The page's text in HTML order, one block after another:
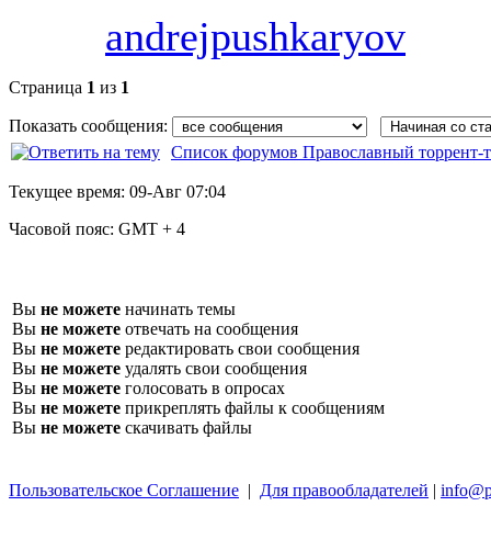
andrejpushkaryov
Страница 1 из 1
Показать сообщения:
Список форумов Православный торрент-
Текущее время: 09-Авг 07:04
Часовой пояс: GMT + 4
Вы не можете начинать темы
Вы не можете отвечать на сообщения
Вы не можете редактировать свои сообщения
Вы не можете удалять свои сообщения
Вы не можете голосовать в опросах
Вы не можете прикреплять файлы к сообщениям
Вы не можете скачивать файлы
Пользовательское Соглашение | Для правообладателей |